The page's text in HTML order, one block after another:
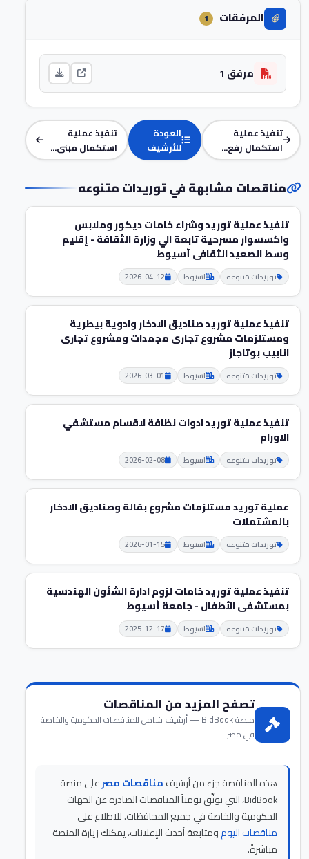
المرفقات 1
مرفق 1
تنفيذ عملية
استكمال رفع...
العودة
للأرشيف
تنفيذ عملية
استكمال مبنى...
مناقصات مشابهة في توريدات متنوعه
تنفيذ عملية توريد وشراء خامات ديكور وملابس
واكسسوار مسرحية تابعة الي وزارة الثقافة - إقليم
وسط الصعيد الثقافى أسيوط
توريدات متنوعه اسيوط 2026-04-12
تنفيذ عملية توريد صناديق الادخار وادوية بيطرية
ومستلزمات مشروع تجاری مجمدات ومشروع تجاری
انابيب بوتاجاز
توريدات متنوعه اسيوط 2026-03-01
تنفيذ عملية توريد ادوات نظافة لاقسام مستشفي
الاورام
توريدات متنوعه اسيوط 2026-02-08
عملية توريد مستلزمات مشروع بقالة وصناديق الادخار
بالمشتملات
توريدات متنوعه اسيوط 2026-01-15
تنفيذ عملية توريد خامات لزوم ادارة الشئون الهندسية
بمستشفى الأطفال - جامعة أسيوط
توريدات متنوعه اسيوط 2025-12-17
تصفح المزيد من المناقصات
منصة BidBook — أرشيف شامل للمناقصات الحكومية والخاصة
في مصر
هذه المناقصة جزء من أرشيفمناقصات مصرعلى منصة
BidBook، التي توثّق يومياً المناقصات الصادرة عن الجهات
الحكومية والخاصة في جميع المحافظات. للاطلاع على
مناقصات اليومومتابعة أحدث الإعلانات، يمكنك زيارة المنصة
مباشرةً.